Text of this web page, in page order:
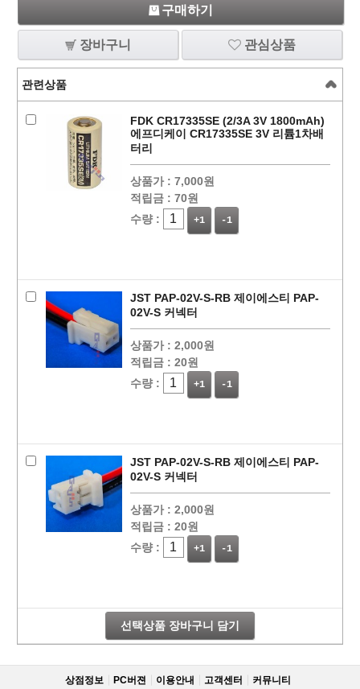
구매하기
장바구니 관심상품
관련상품
FDK CR17335SE (2/3A 3V 1800mAh)
에프디케이 CR17335SE 3V 리튬1차배
터리
상품가 : 7,000원
적립금 : 70원
수량 :
+1 -1
JST PAP-02V-S-RB 제이에스티 PAP-
02V-S 커넥터
상품가 : 2,000원
적립금 : 20원
수량 :
+1 -1
JST PAP-02V-S-RB 제이에스티 PAP-
02V-S 커넥터
상품가 : 2,000원
적립금 : 20원
수량 :
+1 -1
선택상품 장바구니 담기
상점정보 PC버젼 이용안내 고객센터 커뮤니티